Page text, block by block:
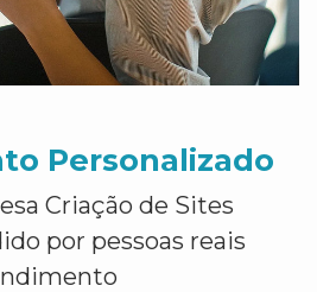
Personalizado
Criação de Sites
por pessoas reais